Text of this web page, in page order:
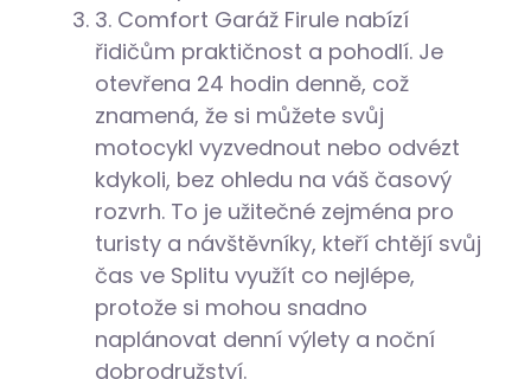
3. Comfort Garáž Firule nabízí
řidičům praktičnost a pohodlí. Je
otevřena 24 hodin denně, což
znamená, že si můžete svůj
motocykl vyzvednout nebo odvézt
kdykoli, bez ohledu na váš časový
rozvrh. To je užitečné zejména pro
turisty a návštěvníky, kteří chtějí svůj
čas ve Splitu využít co nejlépe,
protože si mohou snadno
naplánovat denní výlety a noční
dobrodružství.